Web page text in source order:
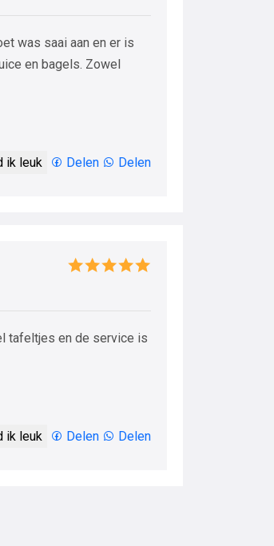
was saai aan en er is
en bagels. Zowel
ik leuk Delen Delen
tafeltjes en de service is
ik leuk Delen Delen